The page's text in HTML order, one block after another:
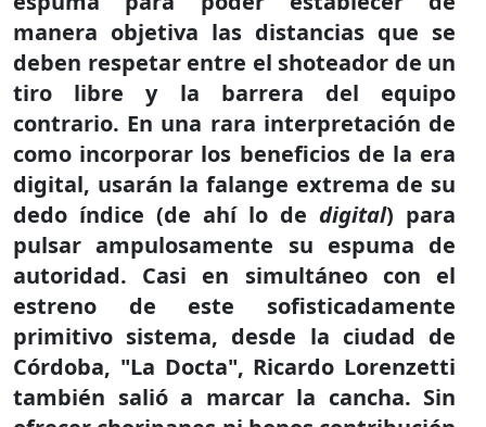
manera objetiva las distancias que se
deben respetar entre el shoteador de un
tiro libre y la barrera del equipo
contrario. En una rara interpretación de
como incorporar los beneficios de la era
digital, usarán la falange extrema de su
dedo índice (de ahí lo de digital) para
pulsar ampulosamente su espuma de
autoridad. Casi en simultáneo con el
estreno de este sofisticadamente
primitivo sistema, desde la ciudad de
Córdoba, "La Docta", Ricardo Lorenzetti
también salió a marcar la cancha. Sin